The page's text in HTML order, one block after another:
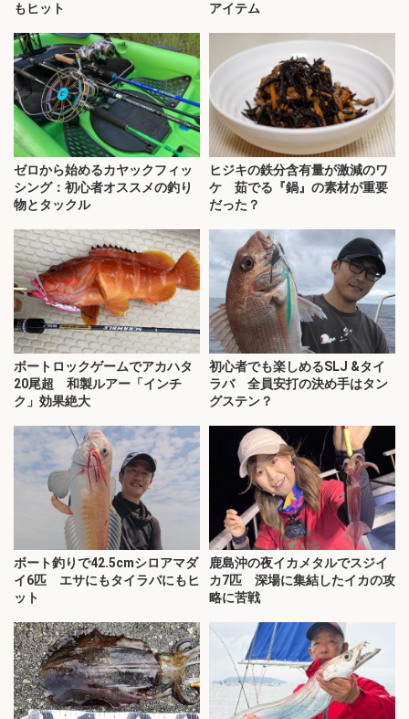
もヒット
アイテム
ゼロから始めるカヤックフィッ
シング：初心者オススメの釣り
物とタックル
ヒジキの鉄分含有量が激減のワ
ケ 茹でる『鍋』の素材が重要
だった？
ボートロックゲームでアカハタ
20尾超 和製ルアー「インチ
ク」効果絶大
初心者でも楽しめるSLJ &タイ
ラバ 全員安打の決め手はタン
グステン？
ボート釣りで42.5cmシロアマダ
イ6匹 エサにもタイラバにもヒ
ット
鹿島沖の夜イカメタルでスジイ
カ7匹 深場に集結したイカの攻
略に苦戦